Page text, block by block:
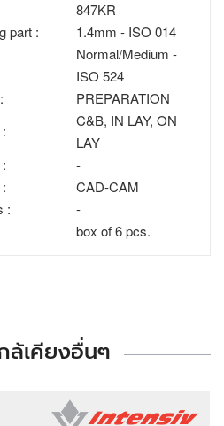
847KR
part :
1.4mm - ISO 014
Normal/Medium -
ISO 524
PREPARATION
C&B, IN LAY, ON
LAY
-
CAD-CAM
:
-
box of 6 pcs.
ล้เคียงอื่นๆ